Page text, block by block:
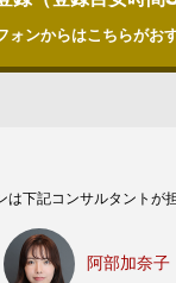
ンからはこちらがおす
は下記コンサルタントが
阿部加奈子